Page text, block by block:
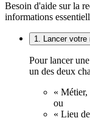
Besoin d'aide sur la
informations
1. Lancer votre
Pour lancer
un des deux
« Métier,
ou
« Lieu